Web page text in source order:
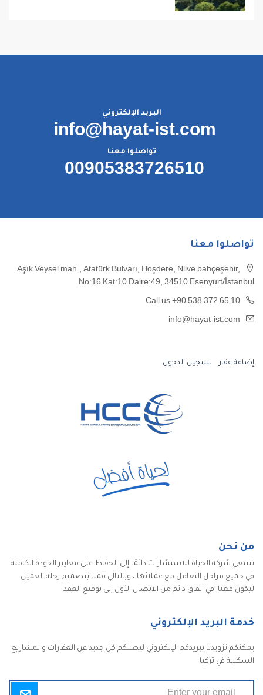
البريد الإلكتروني
info@hayat-ist.com
تواصلوا معنا
00905383726510
تواصلوا معنا
Aşık Veysel mah., Atatürk Bulvarı, Hoşdere, Nlive bahçeşehir,
No:16 Kat:10 Daire:49, 34510 Esenyurt/İstanbul
Call us +90 538 372 65 10
info@hayat-ist.com
إضافة عقار تسجيل الدخول
من نحن
تسعى شركة الحياة للاستشارات دائمًا إلى الحفاظ على معايير الجودة الكاملة
في جميع مراحل التعامل مع عملائها ، وبالتالي قمنا بتصميم رحلة العميل
ليكون معنا في اتفاق دائم من الاتصال الأول إلى توقيع العقد
خدمة البريد الإلكتروني
يمكنكم تزويدنا ببريدكم الإلكتروني ليصلكم كل جديد عن العقارات والمشاريع
السكنية في تركيا